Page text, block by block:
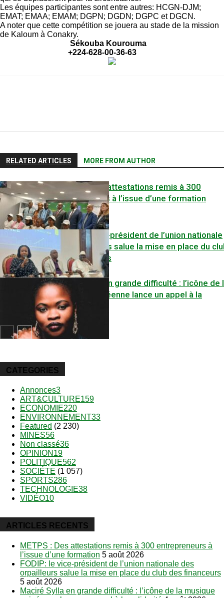
Les équipes participantes sont entre autres: HCGN-DJM;
EMAT; EMAA; EMAM; DGPN; DGDN; DGPC et DGCN.
A noter que cette compétition se jouera au stade de la mission
de Kaloum à Conakry.
Sékouba Kourouma
+224-628-00-36-63
RELATED ARTICLES MORE FROM AUTHOR
SOCIÉTE
METPS : Des attestations remis à 300
entrepreneurs à l’issue d’une formation
ECONOMIE
FODIP: le vice-président de l’union nationale
des orpailleurs salue la mise en place du
des financeurs
Maciré Sylla en grande difficulté : l’icône de
musique guinéenne lance un appel à la
solidarité
CATEGORIES
Annonces3
ART&CULTURE159
ECONOMIE220
ENVIRONNEMENT33
Featured (2 230)
MINES56
Non classé36
OPINION 19
POLITIQUE562
SOCIÉTE (1 057)
SPORTS286
TECHNOLOGIE38
VIDÉO10
ARTICLES RECENTS
METPS : Des attestations remis à 300 entrepreneurs à
l’issue d’une formation 5 août 2026
FODIP: le vice-président de l’union nationale des
orpailleurs salue la mise en place du club des financeurs
5 août 2026
Maciré Sylla en grande difficulté : l’icône de la musique